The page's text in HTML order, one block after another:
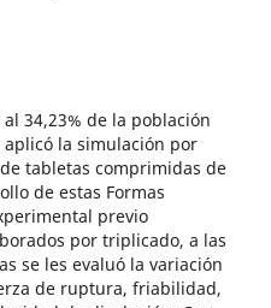
34,23% de la población
la simulación por
tabletas comprimidas de
de estas Formas
previo
por triplicado, a las
se les evaluó la variación
de ruptura, friabilidad,